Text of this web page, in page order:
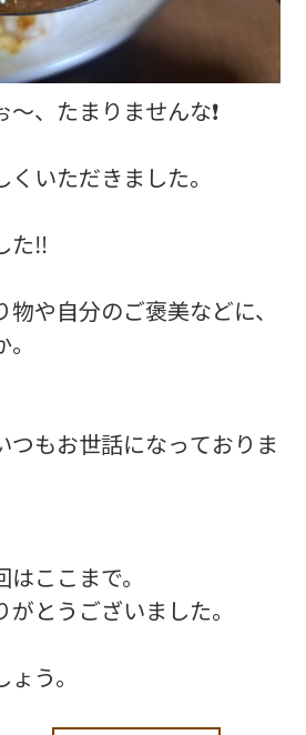
、たまりませんな❗
いただきました。
た‼️
や自分のご褒美などに、
つもお世話になっておりま
ここまで。
とうございました。
う。